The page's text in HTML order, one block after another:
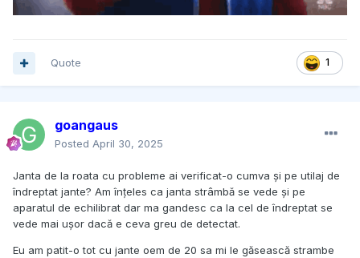
1
Quote
goangaus
Posted April 30, 2025
Janta de la roata cu probleme ai verificat-o cumva și pe utilaj de
îndreptat jante? Am înțeles ca janta strâmbă se vede și pe
aparatul de echilibrat dar ma gandesc ca la cel de îndreptat se
vede mai ușor dacă e ceva greu de detectat.
Eu am patit-o tot cu jante oem de 20 sa mi le găsească strambe